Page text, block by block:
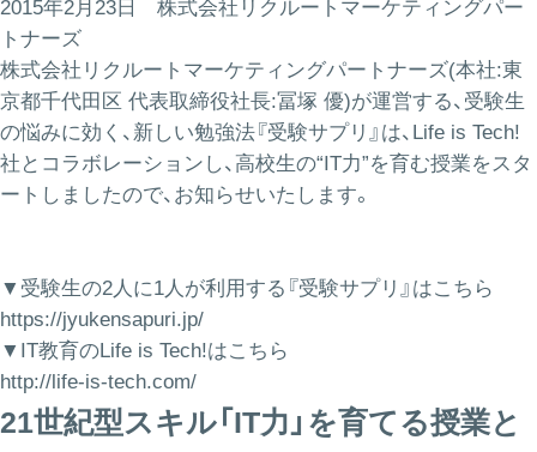
2015年2月23日 株式会社リクルートマーケティングパー
トナーズ
株式会社リクルートマーケティングパートナーズ(本社:東
京都千代田区 代表取締役社長:冨塚 優)が運営する、受験生
の悩みに効く、新しい勉強法『受験サプリ』は、Life is Tech!
社とコラボレーションし、高校生の“IT力”を育む授業をスタ
ートしましたので、お知らせいたします。
▼受験生の2人に1人が利用する『受験サプリ』はこちら
https://jyukensapuri.jp/
▼IT教育のLife is Tech!はこちら
http://life-is-tech.com/
21世紀型スキル「IT力」を育てる授業と